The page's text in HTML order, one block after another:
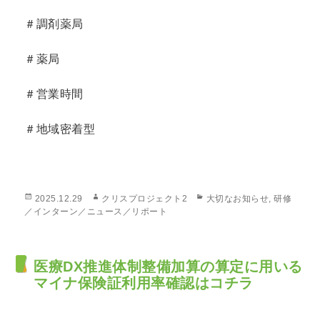
＃調剤薬局
＃薬局
＃営業時間
＃地域密着型
投
稿
2025.12.29
作
成
クリスプロジェクト2
カ
大切なお知らせ,研修
／インターン／ニュース／リポート
医療DX推進体制整備加算の算定に用いる
マイナ保険証利用率確認はコチラ